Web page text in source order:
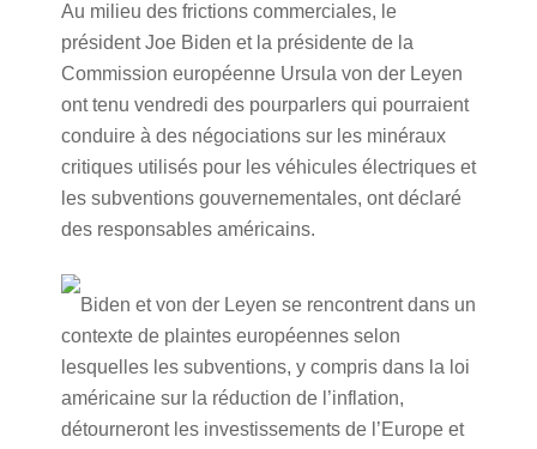
Au milieu des frictions commerciales, le
président Joe Biden et la présidente de la
Commission européenne Ursula von der Leyen
ont tenu vendredi des pourparlers qui pourraient
conduire à des négociations sur les minéraux
critiques utilisés pour les véhicules électriques et
les subventions gouvernementales, ont déclaré
des responsables américains.
Biden et von der Leyen se rencontrent dans un
contexte de plaintes européennes selon
lesquelles les subventions, y compris dans la loi
américaine sur la réduction de l’inflation,
détourneront les investissements de l’Europe et